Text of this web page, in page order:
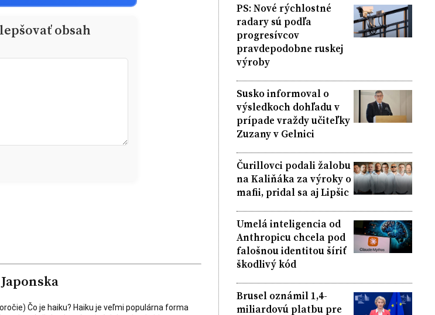
obsah
Čo je haiku? Haiku je veľmi populárna forma
PS: Nové rýchlostné
radary sú podľa
progresívcov
pravdepodobne ruskej
výroby
Susko informoval o
výsledkoch dohľadu v
prípade vraždy učiteľky
Zuzany v Gelnici
Čurillovci podali žalobu
na Kaliňáka za výroky o
mafii, pridal sa aj Lipšic
Umelá inteligencia od
Anthropicu chcela pod
falošnou identitou šíriť
škodlivý kód
Brusel oznámil 1,4-
miliardovú platbu pre